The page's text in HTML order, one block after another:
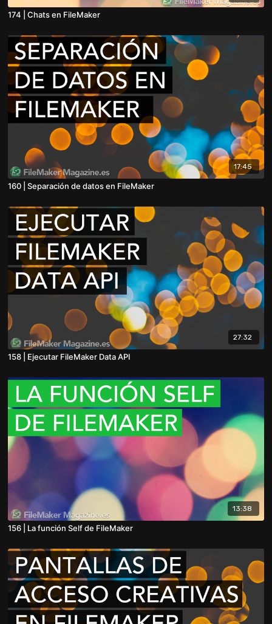
174 | Chats en FileMaker
17:45
160 | Separación de datos en FileMaker
27:32
158 | Ejecutar FileMaker Data API
13:38
156 | La función Self de FileMaker